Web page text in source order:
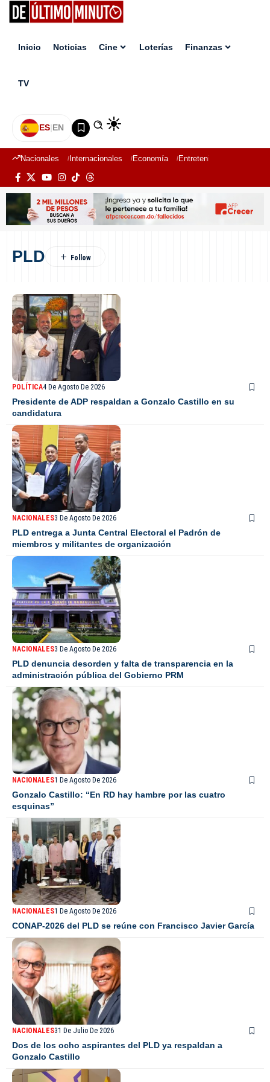
Inicio Noticias Cine Loterías Finanzas
TV
ES|EN
Nacionales Internacionales Economía Entretenimiento
PLD
POLÍTICA4 De Agosto De 2026
Presidente de ADP respaldan a Gonzalo Castillo en su
candidatura
NACIONALES3 De Agosto De 2026
PLD entrega a Junta Central Electoral el Padrón de
miembros y militantes de organización
NACIONALES3 De Agosto De 2026
PLD denuncia desorden y falta de transparencia en la
administración pública del Gobierno PRM
NACIONALES1 De Agosto De 2026
Gonzalo Castillo: “En RD hay hambre por las cuatro
esquinas”
NACIONALES1 De Agosto De 2026
CONAP-2026 del PLD se reúne con Francisco Javier García
NACIONALES31 De Julio De 2026
Dos de los ocho aspirantes del PLD ya respaldan a
Gonzalo Castillo